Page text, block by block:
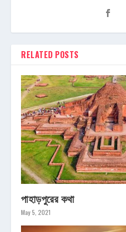
RELATED POSTS
পাহাড়পুরের কথা
May 5, 2021